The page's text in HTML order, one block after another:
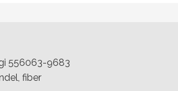
556063-9683
fiber